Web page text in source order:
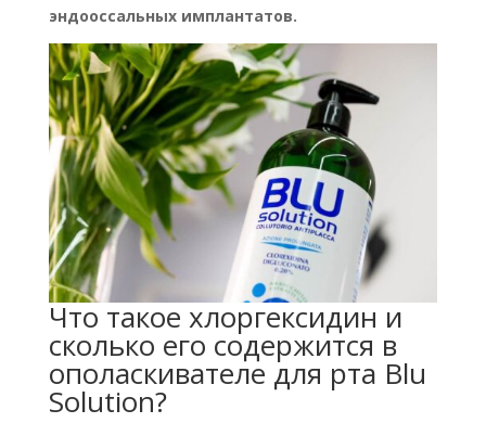
эндооссальных имплантатов.
Что такое хлоргексидин и
сколько его содержится в
ополаскивателе для рта Blu
Solution?